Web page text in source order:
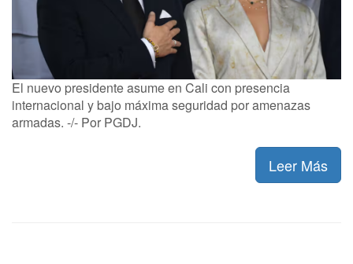
El nuevo presidente asume en Cali con presencia
internacional y bajo máxima seguridad por amenazas
armadas. -/- Por PGDJ.
Leer Más